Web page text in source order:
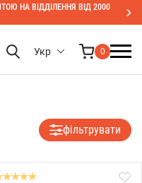
НА ВІДДІЛЕННЯ ВІД 2000
Укр 0
фільтрувати